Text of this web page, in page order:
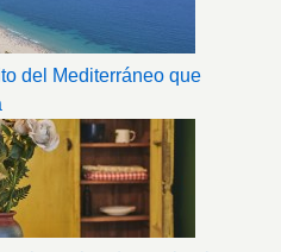
del Mediterráneo que